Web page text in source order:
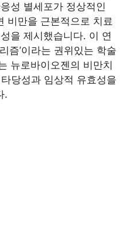
성 별세포가 정상적인
비만을 근본적으로 치료
을 제시했습니다. 이 연
즘’이라는 권위있는 학술
뉴로바이오젠의 비만치
당성과 임상적 유효성을
.